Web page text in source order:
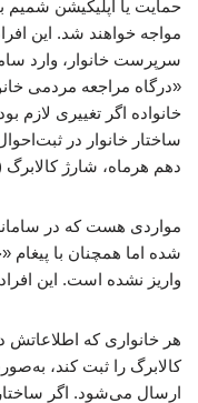
حمایت یا اپلیکیشن شمیم
مواجه خواهند شد. این
«درگاه مراجعه مردمی
خانواده اگر تغییری لازم
ساختار خانوار در
دهم هرماه، شارژ کالابرگ (کل ۴ نوبت) انجام
مواردی هست که در
شده اما همچنان با پیغام
واریز نشده است. این
هر خانواری که
کالابرگ را ثبت کند،
ارسال می‌شود. اگر